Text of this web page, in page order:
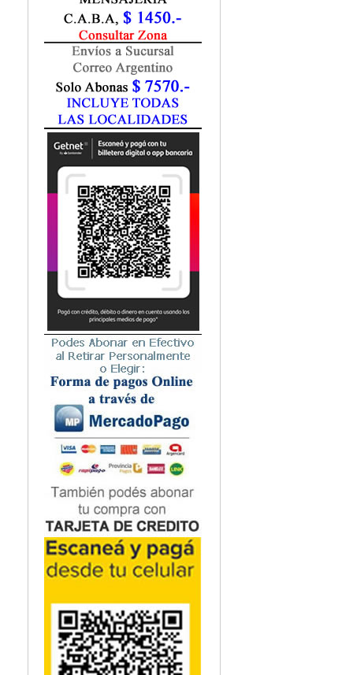
Fonoaudiología
Gastroenterología
Geriatría
Ginecología / Obstetricia
Hematología
Histología
Homeopatía
Infectología
Inmunología
Instrumentación Quirurgica
Medicina del Deporte / Rehabilitación
Medicina Emergencias / Urgencias
Medicina Forense / Legal
Medicina General
Medicina Interna
Microbiología
Nefrología
Neonatología / Pediatría
Neumología
Neuroanatomía / Neurociencia
Neurocirugía
Neurología
Nutrición
Odontología
Oftalmología
Oncología / Cuidados Paliativos
Ortopedía / Traumatología
Osteopatía
Otorrinolaringología
Podología
Psicología
Psiquiatría
Química